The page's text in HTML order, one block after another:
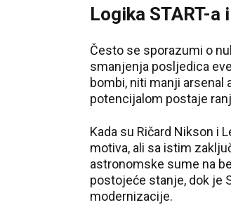
Logika START-a
Često se sporazumi o
smanjenja posljedica
bombi, niti manji arsenal
potencijalom postaje
Kada su Ričard Nikson i
motiva, ali sa istim
astronomske sume na
postojeće stanje, dok je
modernizacije.